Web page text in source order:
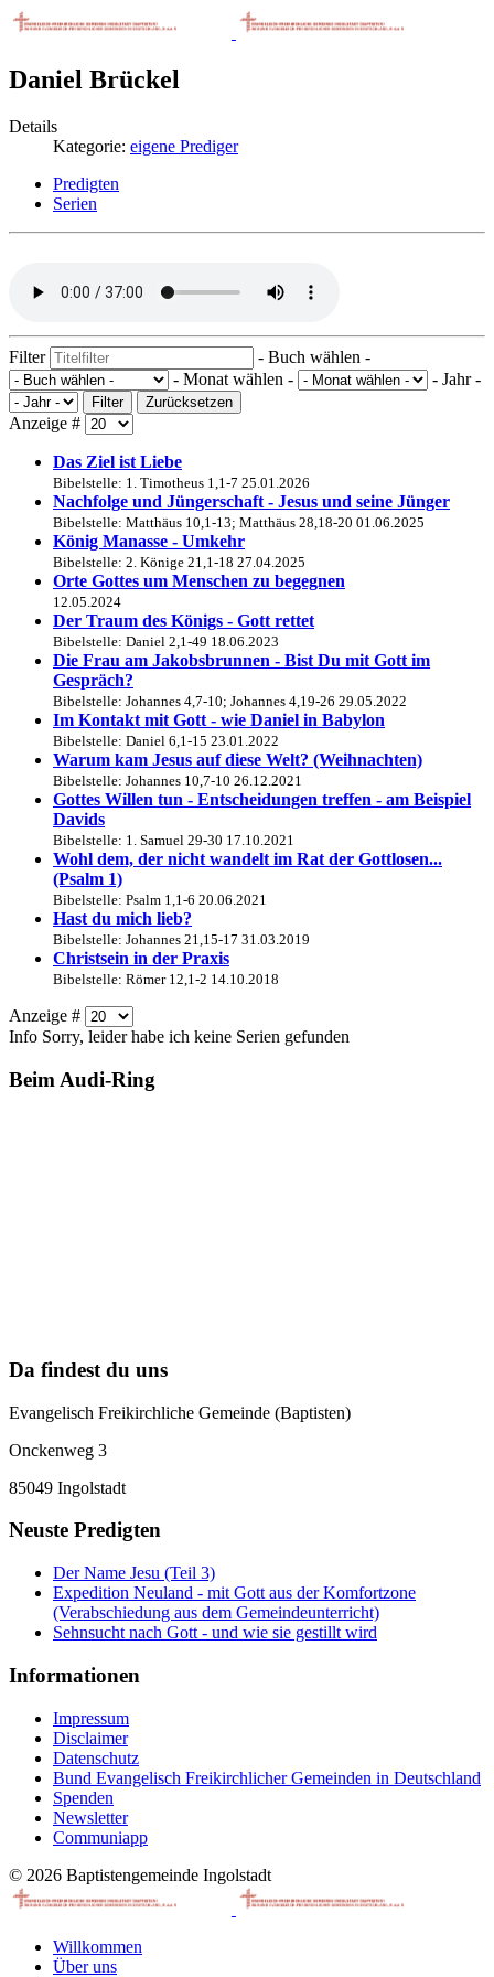
Daniel Brückel
Details
Kategorie: eigene Prediger
Predigten
Serien
Filter
- Buch wählen -
- Monat wählen -
- Jahr -
Filter Zurücksetzen
Anzeige #
Das Ziel ist Liebe
Bibelstelle: 1. Timotheus 1,1-7 25.01.2026
Nachfolge und Jüngerschaft - Jesus und seine Jünger
Bibelstelle: Matthäus 10,1-13; Matthäus 28,18-20 01.06.2025
König Manasse - Umkehr
Bibelstelle: 2. Könige 21,1-18 27.04.2025
Orte Gottes um Menschen zu begegnen
12.05.2024
Der Traum des Königs - Gott rettet
Bibelstelle: Daniel 2,1-49 18.06.2023
Die Frau am Jakobsbrunnen - Bist Du mit Gott im
Gespräch?
Bibelstelle: Johannes 4,7-10; Johannes 4,19-26 29.05.2022
Im Kontakt mit Gott - wie Daniel in Babylon
Bibelstelle: Daniel 6,1-15 23.01.2022
Warum kam Jesus auf diese Welt? (Weihnachten)
Bibelstelle: Johannes 10,7-10 26.12.2021
Gottes Willen tun - Entscheidungen treffen - am Beispiel
Davids
Bibelstelle: 1. Samuel 29-30 17.10.2021
Wohl dem, der nicht wandelt im Rat der Gottlosen...
(Psalm 1)
Bibelstelle: Psalm 1,1-6 20.06.2021
Hast du mich lieb?
Bibelstelle: Johannes 21,15-17 31.03.2019
Christsein in der Praxis
Bibelstelle: Römer 12,1-2 14.10.2018
Anzeige #
Info Sorry, leider habe ich keine Serien gefunden
Beim Audi-Ring
Da findest du uns
Evangelisch Freikirchliche Gemeinde (Baptisten)
Onckenweg 3
85049 Ingolstadt
Neuste Predigten
Der Name Jesu (Teil 3)
Expedition Neuland - mit Gott aus der Komfortzone
(Verabschiedung aus dem Gemeindeunterricht)
Sehnsucht nach Gott - und wie sie gestillt wird
Informationen
Impressum
Disclaimer
Datenschutz
Bund Evangelisch Freikirchlicher Gemeinden in Deutschland
Spenden
Newsletter
Communiapp
© 2026 Baptistengemeinde Ingolstadt
Willkommen
Über uns